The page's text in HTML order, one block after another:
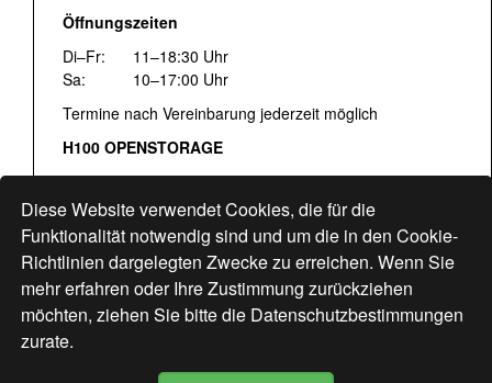
Diese Website verwendet Cookies, die für die
Funktionalität notwendig sind und um die in den Cookie-
Richtlinien dargelegten Zwecke zu erreichen. Wenn Sie
mehr erfahren oder Ihre Zustimmung zurückziehen
möchten, ziehen Sie bitte die Datenschutzbestimmungen
zurate.
Öffnungszeiten
Di–Fr:
11–18:30 Uhr
Sa:
10–17:00 Uhr
Termine nach Vereinbarung jederzeit möglich
H100 OPENSTORAGE
Fr:
16:00–18:30 Uhr
Sa: 12:00–17:00 Uhr
Hohlstrasse 122
www.bogen33.ch